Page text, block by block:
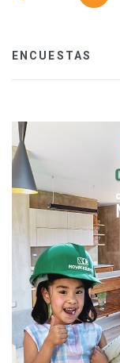
ENCUESTAS